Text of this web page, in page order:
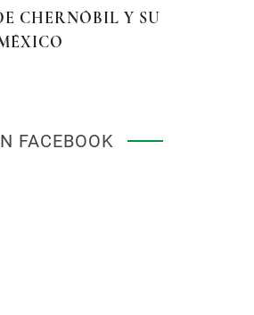
CHERNÓBIL Y SU
FACEBOOK